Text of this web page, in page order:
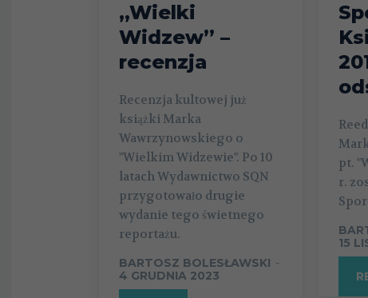
„Wielki
Widzew” –
recenzja
Recenzja kultowej już
książki Marka
Wawrzynowskiego o
"Wielkim Widzewie". Po 10
latach Wydawnictwo SQN
przygotowało drugie
wydanie tego świetnego
reportażu.
BARTOSZ BOLESŁAWSKI -
4 GRUDNIA 2023
pt.
r.
15